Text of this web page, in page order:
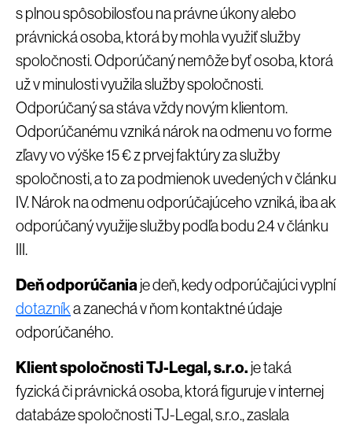
s plnou spôsobilosťou na právne úkony alebo
právnická osoba, ktorá by mohla využiť služby
spoločnosti. Odporúčaný nemôže byť osoba, ktorá
už v minulosti využila služby spoločnosti.
Odporúčaný sa stáva vždy novým klientom.
Odporúčanému vzniká nárok na odmenu vo forme
zľavy vo výške 15 € z prvej faktúry za služby
spoločnosti, a to za podmienok uvedených v článku
IV. Nárok na odmenu odporúčajúceho vzniká, iba ak
odporúčaný využije služby podľa bodu 2.4 v článku
III.
Deň odporúčaniaje deň, kedy odporúčajúci vyplní
dotazníka zanechá v ňom kontaktné údaje
odporúčaného.
Klient spoločnosti TJ-Legal, s.r.o. je taká
fyzická či právnická osoba, ktorá figuruje v internej
databáze spoločnosti TJ-Legal, s.r.o., zaslala